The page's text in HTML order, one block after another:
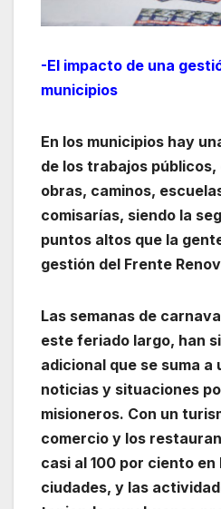
-El impacto de una
municipios
En los municipios hay
de los trabajos
obras, caminos,
comisarías, siendo la
puntos altos que la
gestión del Frente
Las semanas de
este feriado largo, han
adicional que se suma a
noticias y situaciones
misioneros. Con un
comercio y los
casi al 100 por ciento en
ciudades, y las